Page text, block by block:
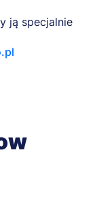
ją specjalnie